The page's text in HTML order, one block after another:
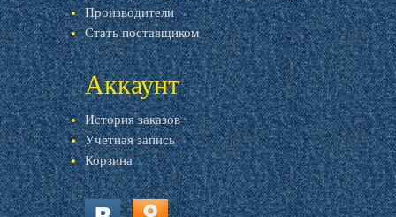
Производители
Стать поставщиком
Аккаунт
История заказов
Учетная запись
Корзина